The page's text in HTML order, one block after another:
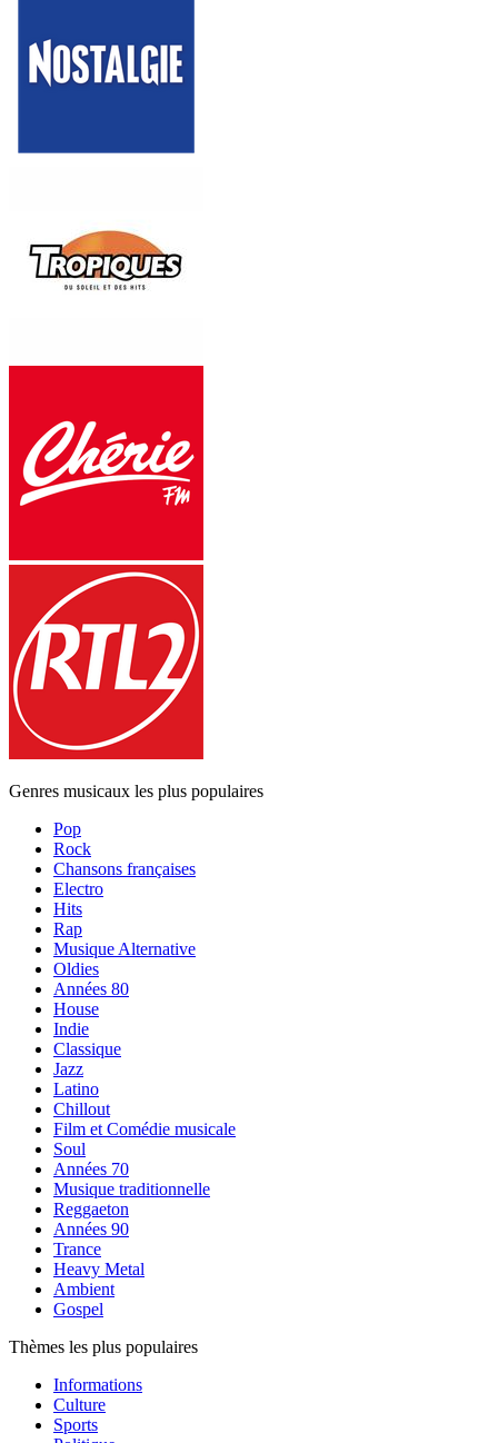
Genres musicaux les plus populaires
Pop
Rock
Chansons françaises
Electro
Hits
Rap
Musique Alternative
Oldies
Années 80
House
Indie
Classique
Jazz
Latino
Chillout
Film et Comédie musicale
Soul
Années 70
Musique traditionnelle
Reggaeton
Années 90
Trance
Heavy Metal
Ambient
Gospel
Thèmes les plus populaires
Informations
Culture
Sports